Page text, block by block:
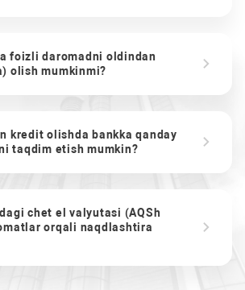
foizli daromadni oldindan
olish mumkinmi?
kredit olishda bankka qanday
taqdim etish mumkin?
chet el valyutasi (AQSh
orqali naqdlashtira